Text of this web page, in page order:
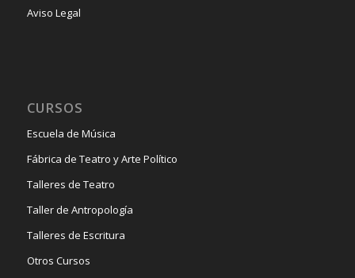
Aviso Legal
CURSOS
Escuela de Música
Fábrica de Teatro y Arte Político
Talleres de Teatro
Taller de Antropología
Talleres de Escritura
Otros Cursos